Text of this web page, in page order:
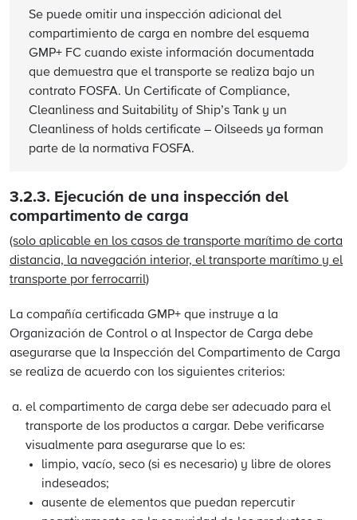
Se puede omitir una inspección adicional del
compartimiento de carga en nombre del esquema
GMP+ FC cuando existe información documentada
que demuestra que el transporte se realiza bajo un
contrato FOSFA. Un Certificate of Compliance,
Cleanliness and Suitability of Ship’s Tank y un
Cleanliness of holds certificate – Oilseeds ya forman
parte de la normativa FOSFA.
3.2.3. Ejecución de una inspección del
compartimento de carga
(solo aplicable en los casos de transporte marítimo de corta
distancia, la navegación interior, el transporte marítimo y el
transporte por ferrocarril)
La compañía certificada GMP+ que instruye a la
Organización de Control o al Inspector de Carga debe
asegurarse que la Inspección del Compartimento de Carga
se realiza de acuerdo con los siguientes criterios:
el compartimento de carga debe ser adecuado para el
transporte de los productos a cargar. Debe verificarse
visualmente para asegurarse que lo es:
limpio, vacío, seco (si es necesario) y libre de olores
indeseados;
ausente de elementos que puedan repercutir